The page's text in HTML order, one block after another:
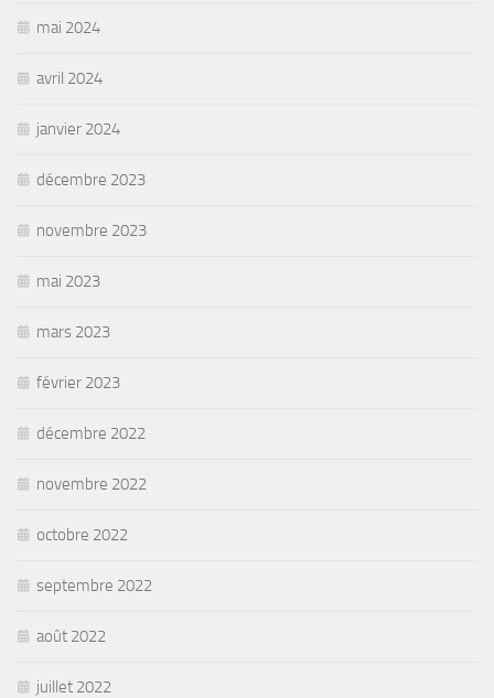
mai 2024
avril 2024
janvier 2024
décembre 2023
novembre 2023
mai 2023
mars 2023
février 2023
décembre 2022
novembre 2022
octobre 2022
septembre 2022
août 2022
juillet 2022